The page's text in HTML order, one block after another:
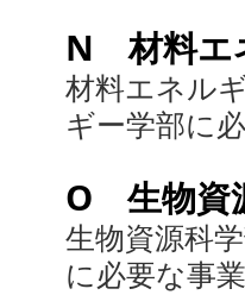
N 材料エ
材料エネル
ギー学部に
O 生物資
生物資源科
に必要な事